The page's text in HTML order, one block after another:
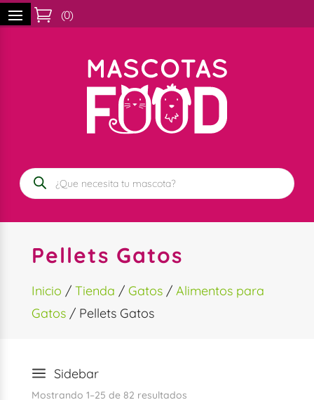
 (0)
Búsqueda
de
productos
Pellets Gatos
Inicio / Tienda / Gatos/ Alimentos para
Gatos/ Pellets Gatos
a Sidebar
Mostrando 1–25 de 82 resultadosOrdenado